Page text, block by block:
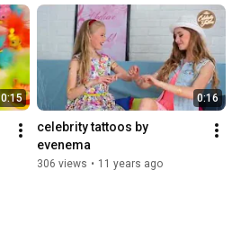
0:15 0:16
celebrity tattoos by
evenema
306 views • 11 years ago